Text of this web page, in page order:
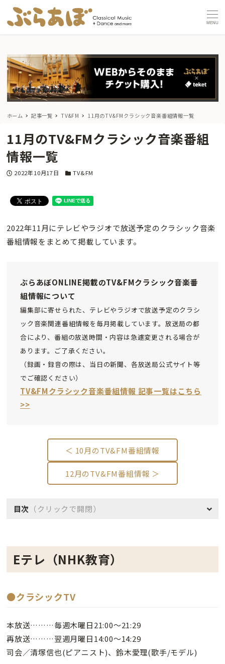
MENU
ホーム 記事一覧 TV&FM 11月のTV&FMクラシック音楽番組情報一覧
11月のTV&FMクラシック音楽番組
情報一覧
投稿日
2022年10月17日 カテゴリー
TV&FM
2022年11月にテレビやラジオで放送予定のクラシック音楽
番組情報をまとめて掲載しています。
ぶらあぼONLINE掲載のTV&FMクラシック音楽番
組情報について
編集部に寄せられた、テレビやラジオで放送予定のクラシ
ック音楽関連番組情報を毎月掲載しています。放送局の都
合により、番組の放送時間・内容は急遽変更される場合が
あります。ご了承ください。
（録画・録音の際は、当日の新聞、各放送局公式サイト等
でご確認ください）
TV&FMクラシック音楽番組情報 記事一覧はこちら
>>
＜ 10月のTV&FM番組情報
12月のTV&FM番組情報 ＞
目次 （クリックで開閉）
Eテレ（NHK教育）
●クラシックTV
本放送………毎週木曜日21:00～21:29
再放送………翌週月曜日14:00～14:29
司会／清塚信也(ピアニスト)、鈴木愛理(歌手/モデル)